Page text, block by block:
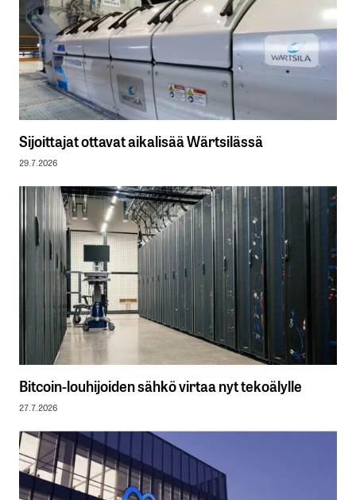
Sijoittajat ottavat aikalisää Wärtsilässä
29.7.2026
Bitcoin-louhijoiden sähkö virtaa nyt tekoälylle
27.7.2026